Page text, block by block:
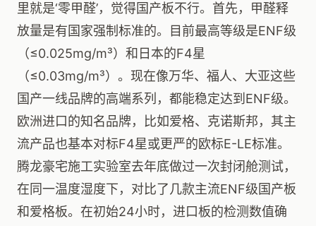
里就是‘零甲醛’，觉得国产板不行。首先，甲醛释
放量是有国家强制标准的。目前最高等级是ENF级
（≤0.025mg/m³）和日本的F4星
（≤0.03mg/m³）。现在像万华、福人、大亚这些
国产一线品牌的高端系列，都能稳定达到ENF级。
欧洲进口的知名品牌，比如爱格、克诺斯邦，其主
流产品也基本对标F4星或更严的欧标E-LE标准。
腾龙豪宅施工实验室去年底做过一次封闭舱测试，
在同一温度湿度下，对比了几款主流ENF级国产板
和爱格板。在初始24小时，进口板的检测数值确